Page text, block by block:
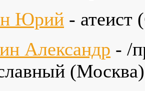
Юрий - атеист
Александр - /